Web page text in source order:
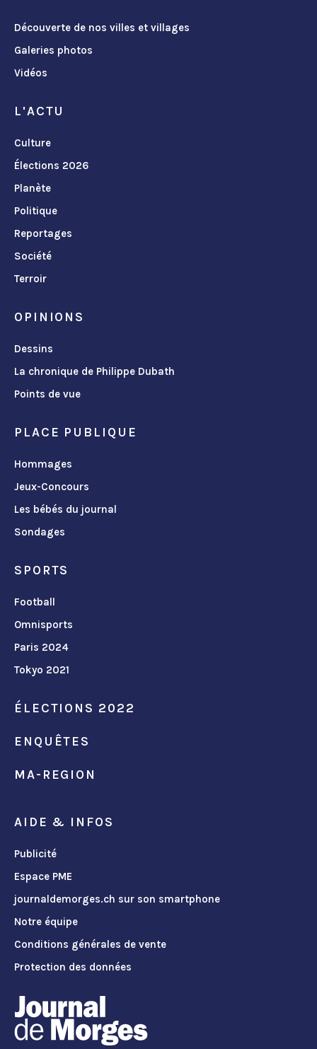
Découverte de nos villes et villages
Galeries photos
Vidéos
L'ACTU
Culture
Élections 2026
Planète
Politique
Reportages
Société
Terroir
OPINIONS
Dessins
La chronique de Philippe Dubath
Points de vue
PLACE PUBLIQUE
Hommages
Jeux-Concours
Les bébés du journal
Sondages
SPORTS
Football
Omnisports
Paris 2024
Tokyo 2021
ÉLECTIONS 2022
ENQUÊTES
MA-REGION
AIDE & INFOS
Publicité
Espace PME
journaldemorges.ch sur son smartphone
Notre équipe
Conditions générales de vente
Protection des données